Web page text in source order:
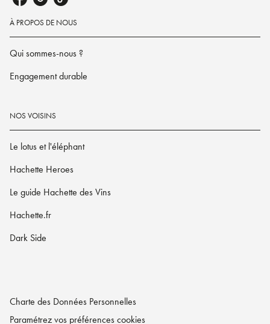
À PROPOS DE NOUS
Qui sommes-nous ?
Engagement durable
NOS VOISINS
Le lotus et l'éléphant
Hachette Heroes
Le guide Hachette des Vins
Hachette.fr
Dark Side
Charte des Données Personnelles
Paramétrez vos préférences cookies